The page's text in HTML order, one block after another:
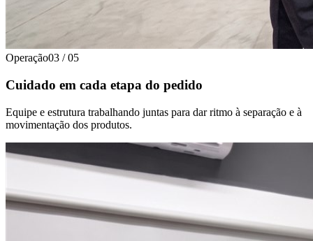
Operação03 / 05
Cuidado em cada etapa do pedido
Equipe e estrutura trabalhando juntas para dar ritmo à separação e à
movimentação dos produtos.